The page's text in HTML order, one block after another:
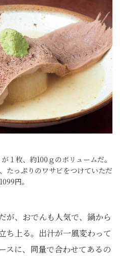
１枚、約100ｇのボリュームだ。
たっぷりのワサビをつけていただ
円。
が、おでんも人気で、鍋から
ち上る。出汁が一風変わって
スに、同量で合わせてあるの